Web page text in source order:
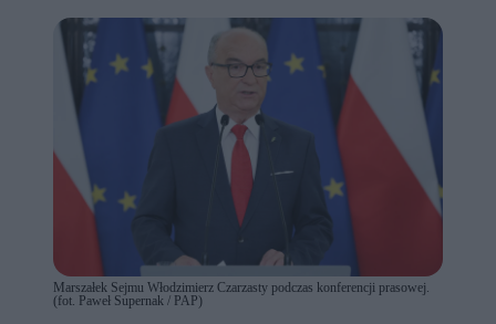
Marszałek Sejmu Włodzimierz Czarzasty podczas konferencji prasowej.
(fot. Paweł Supernak / PAP)